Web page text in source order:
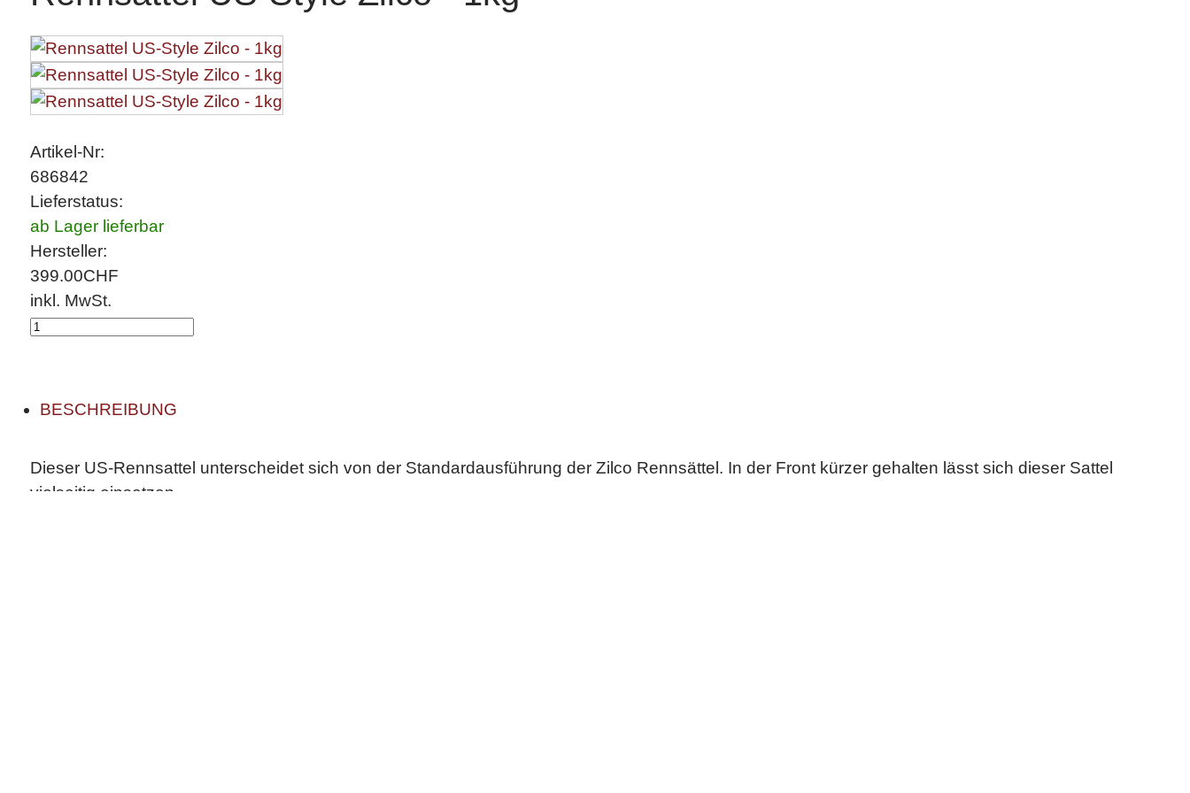
Artikel-Nr:
686842
Lieferstatus:
ab Lager lieferbar
Hersteller:
399.00CHF
inkl. MwSt.
BESCHREIBUNG
Dieser US-Rennsattel unterscheidet sich von der Standardausführung der Zilco Rennsättel. In der Front kürzer gehalten lässt sich dieser Sattel
vielseitig einsetzen.